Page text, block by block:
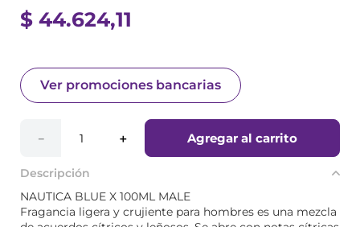
$ 44.624,11
Ver promociones bancarias
＋
－ Agregar al carrito
Descripción
NAUTICA BLUE X 100ML MALE
Fragancia ligera y crujiente para hombres es una mezcla